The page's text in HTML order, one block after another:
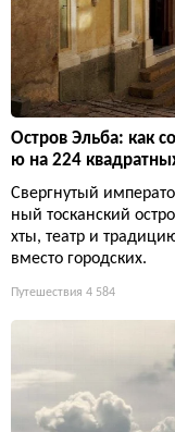
Остров Эльба: как
ю на 224
Свергнутый
ный тосканский
хты, театр и
вместо городских.
Путешествия 4 584